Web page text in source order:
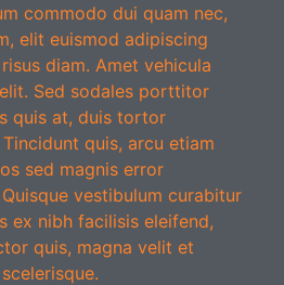
commodo dui quam nec,
elit euismod adipiscing
diam. Amet vehicula
Sed sodales porttitor
quis at, duis tortor
quis, arcu etiam
sed magnis error
vestibulum curabitur
ex nibh facilisis eleifend,
quis, magna velit et